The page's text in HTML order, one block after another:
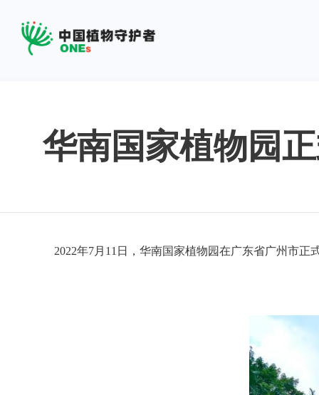
华南国家植物园
2022年7月11日，华南国家植物园在广东省广州市正